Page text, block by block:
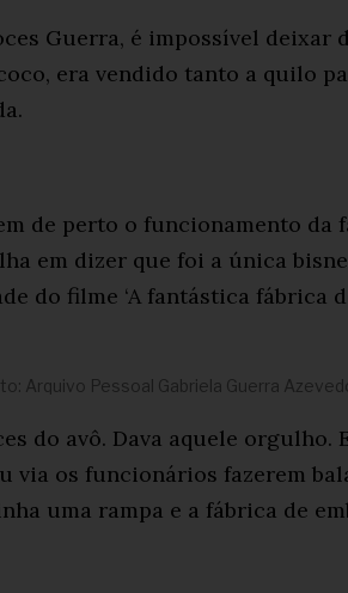
Guerra, é impossível
era vendido tanto a quilo
de perto o funcionamento
em dizer que foi a única
do filme ‘A fantástica fábrica
Arquivo Pessoal Gabriela Guerra
do avô. Dava aquele
via os funcionários fazerem
uma rampa e a fábrica de